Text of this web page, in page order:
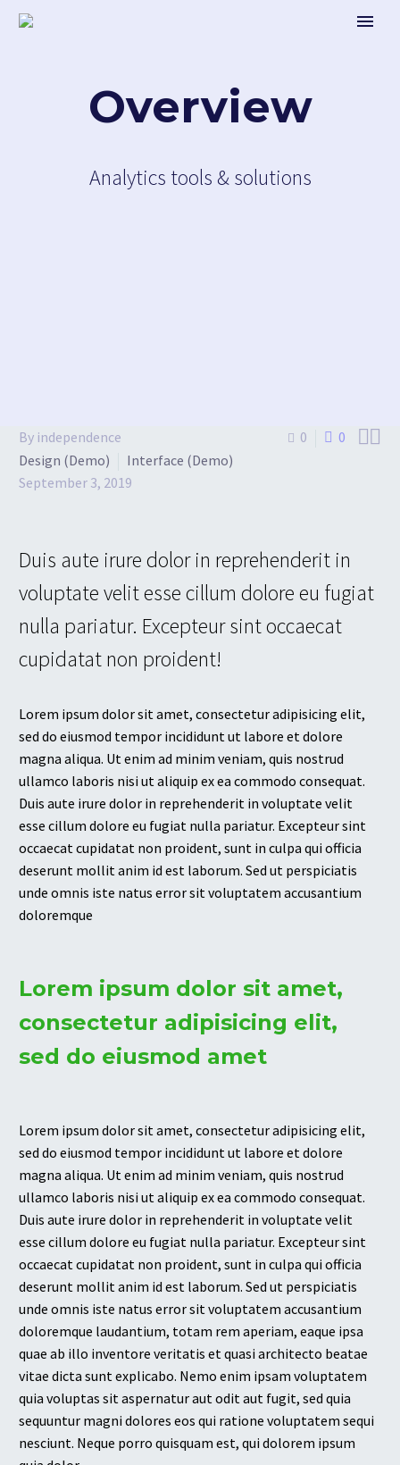
Overview
Analytics tools & solutions
0 0 
By independence
Design (Demo)
Interface (Demo)
September 3, 2019
Duis aute irure dolor in reprehenderit in
voluptate velit esse cillum dolore eu fugiat
nulla pariatur. Excepteur sint occaecat
cupidatat non proident!
Lorem ipsum dolor sit amet, consectetur adipisicing elit,
sed do eiusmod tempor incididunt ut labore et dolore
magna aliqua. Ut enim ad minim veniam, quis nostrud
ullamco laboris nisi ut aliquip ex ea commodo consequat.
Duis aute irure dolor in reprehenderit in voluptate velit
esse cillum dolore eu fugiat nulla pariatur. Excepteur sint
occaecat cupidatat non proident, sunt in culpa qui officia
deserunt mollit anim id est laborum. Sed ut perspiciatis
unde omnis iste natus error sit voluptatem accusantium
doloremque
Lorem ipsum dolor sit amet,
consectetur adipisicing elit,
sed do eiusmod amet
Lorem ipsum dolor sit amet, consectetur adipisicing elit,
sed do eiusmod tempor incididunt ut labore et dolore
magna aliqua. Ut enim ad minim veniam, quis nostrud
ullamco laboris nisi ut aliquip ex ea commodo consequat.
Duis aute irure dolor in reprehenderit in voluptate velit
esse cillum dolore eu fugiat nulla pariatur. Excepteur sint
occaecat cupidatat non proident, sunt in culpa qui officia
deserunt mollit anim id est laborum. Sed ut perspiciatis
unde omnis iste natus error sit voluptatem accusantium
doloremque laudantium, totam rem aperiam, eaque ipsa
quae ab illo inventore veritatis et quasi architecto beatae
vitae dicta sunt explicabo. Nemo enim ipsam voluptatem
quia voluptas sit aspernatur aut odit aut fugit, sed quia
sequuntur magni dolores eos qui ratione voluptatem sequi
nesciunt. Neque porro quisquam est, qui dolorem ipsum